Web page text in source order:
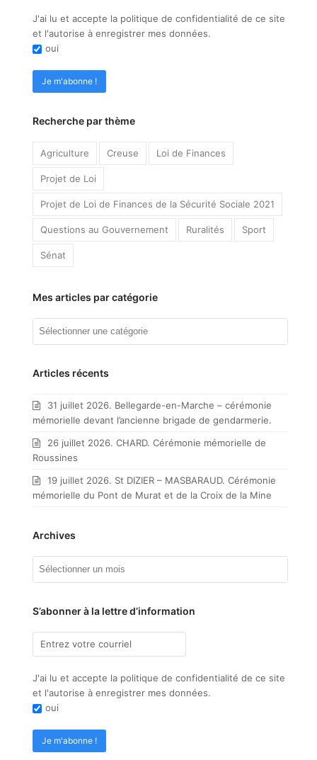
J'ai lu et accepte la politique de confidentialité de ce site
et l'autorise à enregistrer mes données.
oui
Recherche par thème
Agriculture Creuse Loi de Finances
Projet de Loi
Projet de Loi de Finances de la Sécurité Sociale 2021
Questions au Gouvernement Ruralités Sport
Sénat
Mes articles par catégorie
Mes
catégorie
Articles récents
31 juillet 2026. Bellegarde-en-Marche – cérémonie
mémorielle devant l’ancienne brigade de gendarmerie.
26 juillet 2026. CHARD. Cérémonie mémorielle de
Roussines
19 juillet 2026. St DIZIER – MASBARAUD. Cérémonie
mémorielle du Pont de Murat et de la Croix de la Mine
Archives
S’abonner à la lettre d’information
J'ai lu et accepte la politique de confidentialité de ce site
et l'autorise à enregistrer mes données.
oui